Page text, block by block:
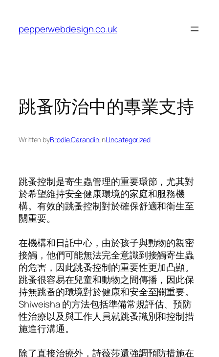
content
pepperwebdesign.co.uk
跳蚤防治中的專業支持
Written byBrodie CarandiniinUncategorized
跳蚤控制是寄生蟲管理的重要環節，尤其對
於希望維持安全健康環境的家庭和服務機
構。有效的跳蚤控制對於確保舒適和衛生至
關重要。
在機構和日託中心，由於孩子與動物的親密
接觸，他們可能無法完全意識到接觸寄生蟲
的危害，因此跳蚤控制的重要性更加凸顯。
跳蚤很容易在兒童和動物之間傳播，因此保
持無跳蚤的環境對於健康和安全至關重要。
Shiweisha 的方法包括準備常規評估、預防
性治療以及與工作人員就跳蚤識別和控制措
施進行溝通。
除了直接治療外，詩薇莎還強調預防措施在